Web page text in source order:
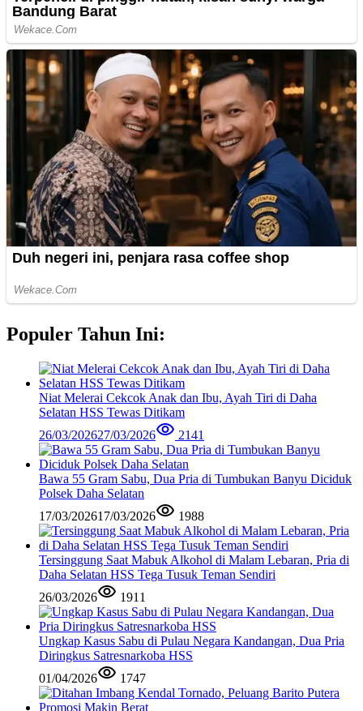
Populer Tahun Ini:
Niat Melerai Cekcok Anak dan Ibu, Ayah Tiri di Daha
Selatan HSS Tewas Ditikam
26/03/202627/03/2026 2141
Bawa 55 Gram Sabu, Dua Pria di Tumbukan Banyu Diciduk
Polsek Daha Selatan
17/03/202617/03/2026 1988
Tersinggung Saat Mabuk Alkohol di Malam Lebaran, Pria di
Daha Selatan HSS Tega Tusuk Teman Sendiri
26/03/2026
1911
Ungkap Kasus Sabu di Pulau Negara Kandangan, Dua Pria
Diringkus Satresnarkoba HSS
01/04/2026
1747